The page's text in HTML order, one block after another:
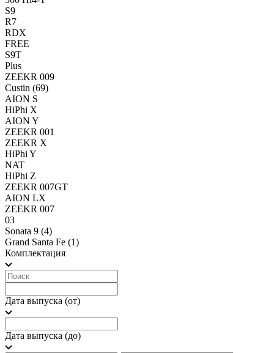
S9
R7
RDX
FREE
S9T
Plus
ZEEKR 009
Custin (69)
AION S
HiPhi X
AION Y
ZEEKR 001
ZEEKR X
HiPhi Y
NAT
HiPhi Z
ZEEKR 007GT
AION LX
ZEEKR 007
03
Sonata 9 (4)
Grand Santa Fe (1)
Комплектация
Дата выпуска (от)
Дата выпуска (до)